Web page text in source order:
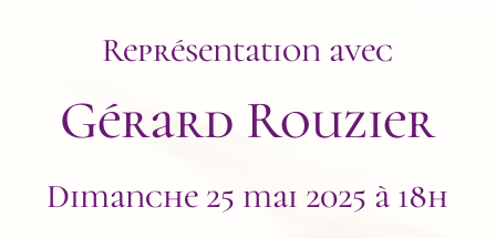
Représentation avec
Gérard Rouzier
Dimanche 25 mai 2025 à 18h